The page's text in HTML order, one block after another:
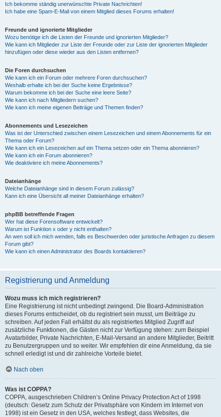
Ich bekomme ständig unerwünschte Private Nachrichten!
Ich habe eine Spam-E-Mail von einem Mitglied dieses Forums erhalten!
Freunde und ignorierte Mitglieder
Wozu benötige ich die Listen der Freunde und ignorierten Mitglieder?
Wie kann ich Mitglieder zur Liste der Freunde oder zur Liste der ignorierten Mitglieder
hinzufügen oder diese wieder aus den Listen entfernen?
Die Foren durchsuchen
Wie kann ich ein Forum oder mehrere Foren durchsuchen?
Weshalb erhalte ich bei der Suche keine Ergebnisse?
Warum bekomme ich bei der Suche eine leere Seite?
Wie kann ich nach Mitgliedern suchen?
Wie kann ich meine eigenen Beiträge und Themen finden?
Abonnements und Lesezeichen
Was ist der Unterschied zwischen einem Lesezeichen und einem Abonnements für ein
Thema oder Forum?
Wie kann ich ein Lesezeichen auf ein Thema setzen oder ein Thema abonnieren?
Wie kann ich ein Forum abonnieren?
Wie deaktiviere ich meine Abonnements?
Dateianhänge
Welche Dateianhänge sind in diesem Forum zulässig?
Kann ich eine Übersicht all meiner Dateianhänge erhalten?
phpBB betreffende Fragen
Wer hat diese Forensoftware entwickelt?
Warum ist Funktion x oder y nicht enthalten?
An wen soll ich mich wenden, falls es Beschwerden oder juristische Anfragen zu diesem
Forum gibt?
Wie kann ich einen Administrator des Boards kontaktieren?
Registrierung und Anmeldung
Wozu muss ich mich registrieren?
Eine Registrierung ist nicht unbedingt zwingend. Die Board-Administration
dieses Forums entscheidet, ob du registriert sein musst, um Beiträge zu
schreiben. Auf jeden Fall erhältst du als registriertes Mitglied Zugriff auf
zusätzliche Funktionen, die Gästen nicht zur Verfügung stehen: zum Beispiel
Avatarbilder, Private Nachrichten, E-Mail-Versand an andere Mitglieder, Beitritt
zu Benutzergruppen und so weiter. Wir empfehlen dir eine Anmeldung, da sie
schnell erledigt ist und dir zahlreiche Vorteile bietet.
Nach oben
Was ist COPPA?
COPPA, ausgeschrieben Children’s Online Privacy Protection Act of 1998
(deutsch: Gesetz zum Schutz der Privatsphäre von Kindern im Internet von
1998) ist ein Gesetz in den USA, welches festlegt, dass Websites, die